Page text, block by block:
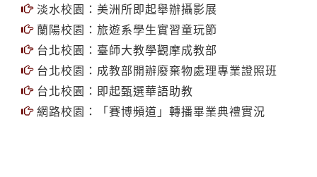
淡水校園：美洲所即起舉辦攝影展
蘭陽校園：旅遊系學生實習童玩節
台北校園：臺師大教學觀摩成教部
台北校園：成教部開辦廢棄物處理專業證照班
台北校園：即起甄選華語助教
網路校園：「賽博頻道」轉播畢業典禮實況